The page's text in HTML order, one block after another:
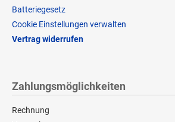
Batteriegesetz
Cookie Einstellungen verwalten
Vertrag widerrufen
Zahlungsmöglichkeiten
Rechnung